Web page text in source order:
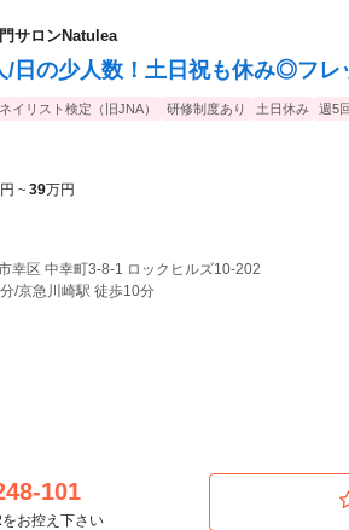
サロンNatulea
/日の少人数！土日祝も休み◎フレ
イリスト検定（旧JNA） 研修制度あり 土日休み 週5
~ 39万円
幸区 中幸町3-8-1 ロックヒルズ10-202
/京急川崎駅 徒歩10分
101
をお控え下さい